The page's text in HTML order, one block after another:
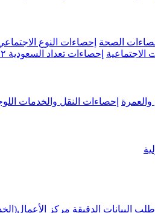
الصحة إحصاءات النوع
الاجتماعية إحصاءات تعداد السعودية ٢٠٢٢
إحصاءات النقل والخدمات
طلب البيانات الدقيقة مركز